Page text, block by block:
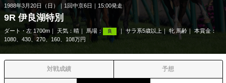
1988年3月20日（日） 1回中京6日 15:00発走
9R 伊良湖特別
ダート・左 1700m 天気： 晴 馬場： 良 サラ系5歳以上 牝 馬齢
本賞金：
1080、430、270、160、108万円
対戦成績 予想